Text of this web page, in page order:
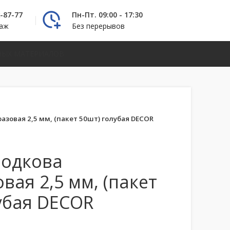
87-77
Пн-Пт. 09:00 - 17:30
Без перерывов
2,5 мм, (пакет 50шт) голубая DECOR
2,5 мм, (пакет
DECOR